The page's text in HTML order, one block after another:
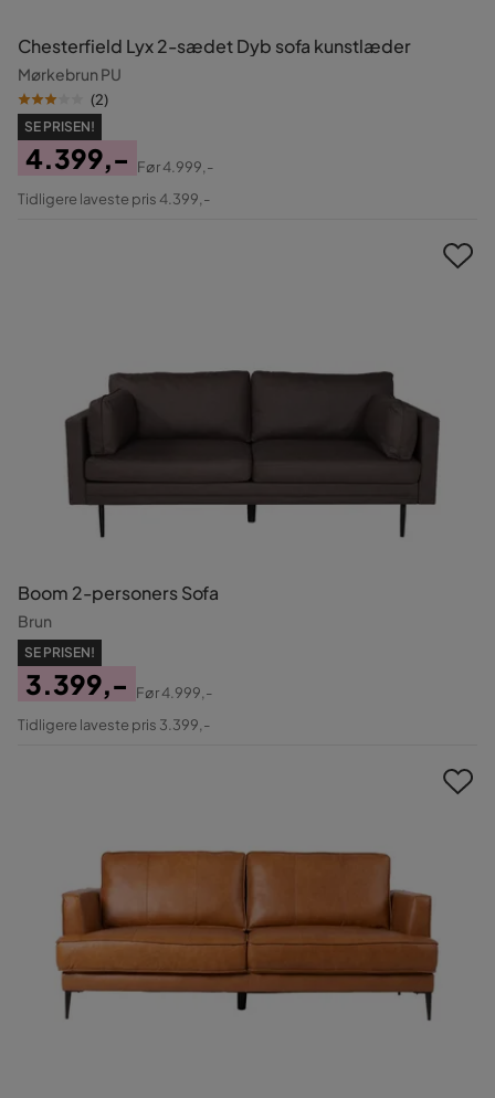
Chesterfield Lyx 2-sædet Dyb sofa kunstlæder
Mørkebrun PU
(2)
SE PRISEN!
Pris
4.399,-
Original
Før4.999,-
Tidligere laveste pris 4.399,-
Boom 2-personers Sofa
Brun
SE PRISEN!
Pris
3.399,-
Original
Før4.999,-
Tidligere laveste pris 3.399,-